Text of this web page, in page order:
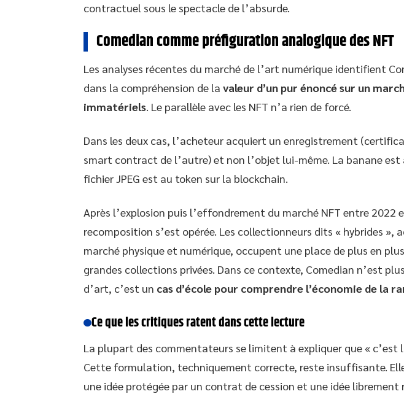
contractuel sous le spectacle de l’absurde.
Comedian comme préfiguration analogique des NFT
Les analyses récentes du marché de l’art numérique identifient
dans la compréhension de la valeur d’un pur énoncé sur un
immatériels. Le parallèle avec les NFT n’a rien de forcé.
Dans les deux cas, l’acheteur acquiert un enregistrement
smart contract de l’autre) et non l’objet lui-même. La banane
fichier JPEG est au token sur la blockchain.
Après l’explosion puis l’effondrement du marché NFT entre 2022
recomposition s’est opérée. Les collectionneurs dits « hybrides »,
marché physique et numérique, occupent une place de plus en
grandes collections privées. Dans ce contexte, Comedian n’est
d’art, c’est un cas d’école pour comprendre l’économie de la
Ce que les critiques ratent dans cette lecture
La plupart des commentateurs se limitent à expliquer que « c’est
Cette formulation, techniquement correcte, reste insuffisante.
une idée protégée par un contrat de cession et une idée librement